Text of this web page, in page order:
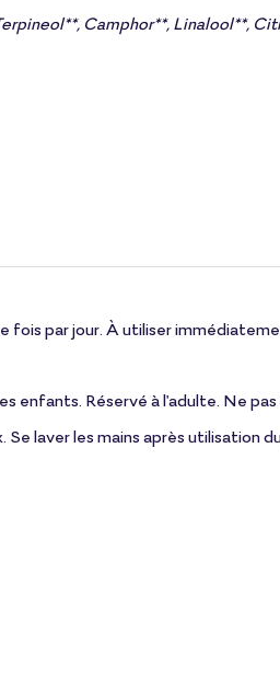
Camphor**, Linalool**,
fois par jour. À utiliser
enfants. Réservé à l'adulte. Ne
laver les mains après utilisation